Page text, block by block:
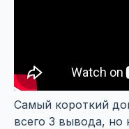
Самый короткий
всего 3 вывода, но